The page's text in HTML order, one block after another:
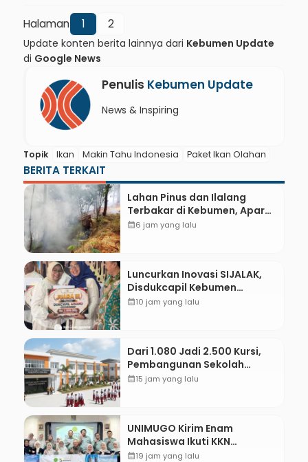
Halaman 1 2
Update konten berita lainnya dari Kebumen Update
di Google News
Penulis Kebumen Update
News & Inspiring
Topik Ikan Makin Tahu Indonesia Paket Ikan Olahan
BERITA TERKAIT
Lahan Pinus dan Ilalang
Terbakar di Kebumen, Aparat
dan Warga Padamkan Api
calendar_month6 jam yang lalu
Luncurkan Inovasi SIJALAK,
Disdukcapil Kebumen
Perkuat Jejaring Literasi
calendar_month10 jam yang lalu
Dari 1.080 Jadi 2.500 Kursi,
Pembangunan Sekolah
Rakyat Kebumen Ditargetkan
calendar_month15 jam yang lalu
UNIMUGO Kirim Enam
Mahasiswa Ikuti KKN
Internasional 2026 di ASEAN
calendar_month19 jam yang lalu